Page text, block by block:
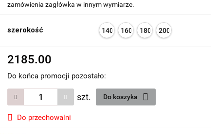
zamówienia zagłówka w innym wymiarze.
szerokość 140 160 180 200
2185.00
Do końca promocji pozostało:
szt. Do koszyka
Do przechowalni